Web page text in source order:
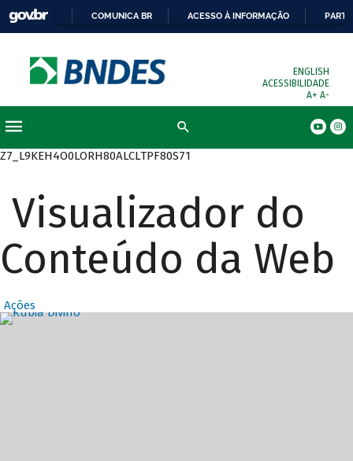
COMUNICA BR ACESSO À INFORMAÇÃO
ENGLISH
ACESSIBILIDADE
A+ A-
Z7_L9KEH4O0LORH80ALCLTPF80S71
Visualizador do
Conteúdo da Web
Ações
Destaques